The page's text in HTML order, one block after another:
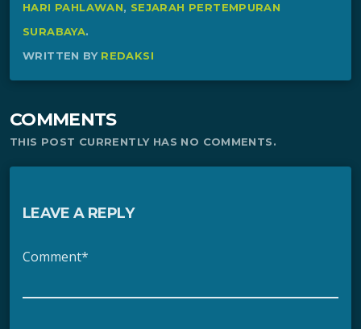
HARI PAHLAWAN, SEJARAH PERTEMPURAN
SURABAYA.
WRITTEN BY REDAKSI
COMMENTS
THIS POST CURRENTLY HAS NO COMMENTS.
LEAVE A REPLY
Comment*